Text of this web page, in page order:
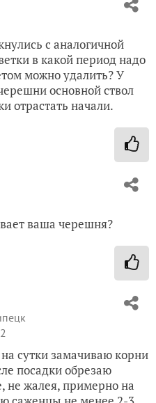
с аналогичной
в какой период надо
можно удалить? У
основной ствол
отрастать начали.
ваша черешня?
сутки замачиваю корни
посадки обрезаю
не жалея, примерно на